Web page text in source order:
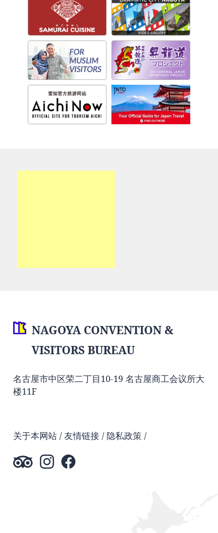
NAGOYA CONVENTION &
VISITORS BUREAU
名古屋市中区荣二丁目10-19 名古屋商工会议所大
楼11F
关于本网站 友情链接 隐私政策